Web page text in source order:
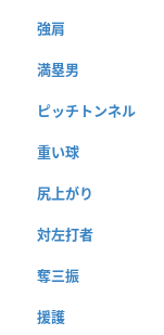
強肩
満塁男
ピッチトンネル
重い球
尻上がり
対左打者
奪三振
援護